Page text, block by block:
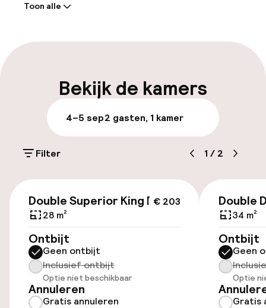
Vroeg inchecken mogelijk
Bagageruimte
Parkeren & mobiliteit
(buiten)
Gratis parkeren
Luchthavenshuttle
Transferservice
Toon alle
Bekijk de kamers
4–5 sep2 gasten, 1 kamer
Filter 1 / 2
€ 203
Double Superior King Bed
28 m²
Ontbijt
Geen ontbijt
Inclusief ontbijt
Optie niet beschikbaar
Annuleren
Gratis annuleren
Double
34 m²
Ontbijt
Geen
Optie
Gratis